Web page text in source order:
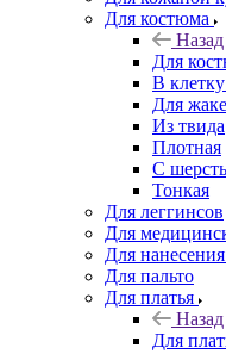
Для костюма
Назад
Для
В
Для
Из твида
Плотная
С
Тонкая
Для леггинсов
Для
Для
Для пальто
Для платья
Назад
Для